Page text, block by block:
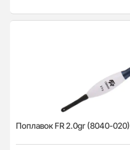
Поплавок FR 2.0gr (8040-020)